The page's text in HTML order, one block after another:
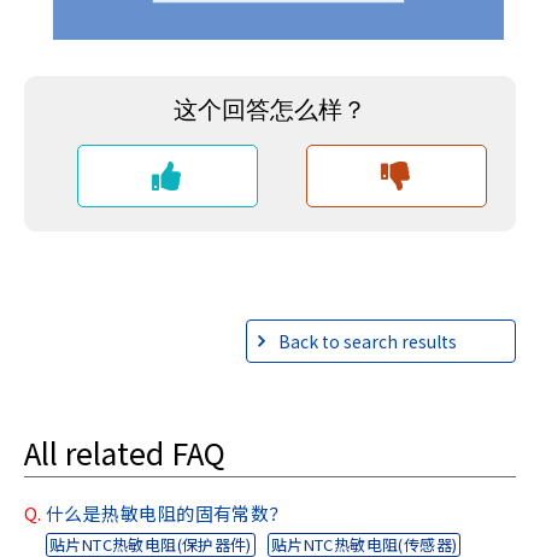
Back to search results
All related FAQ
Q. 什么是热敏电阻的固有常数？
贴片NTC热敏电阻(保护器件) 贴片NTC热敏电阻(传感器)